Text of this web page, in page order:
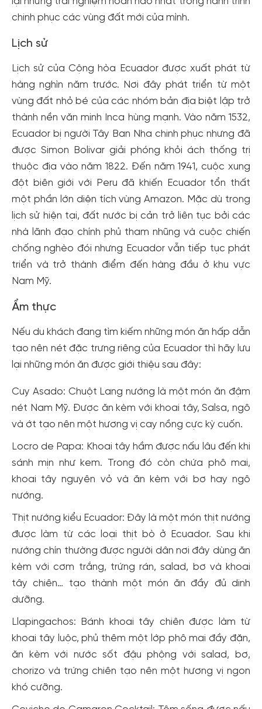
chinh phục các vùng đất mới của mình.
Lịch sử
Lịch sử của Cộng hòa Ecuador được xuất phát từ
hàng nghìn năm trước. Nơi đây phát triển từ một
vùng đất nhỏ bé của các nhóm bản địa biệt lập trở
thành nền văn minh Inca hùng mạnh. Vào năm 1532,
Ecuador bị người Tây Ban Nha chinh phục nhưng đã
được Simon Bolivar giải phóng khỏi ách thống trị
thuộc địa vào năm 1822. Đến năm 1941, cuộc xung
đột biên giới với Peru đã khiến Ecuador tổn thất
một phần lớn diện tích vùng Amazon. Mặc dù trong
lịch sử hiện tại, đất nước bị cản trở liên tục bởi các
nhà lãnh đạo chính phủ tham nhũng và cuộc chiến
chống nghèo đói nhưng Ecuador vẫn tiếp tục phát
triển và trở thành điểm đến hàng đầu ở khu vực
Nam Mỹ.
Ẩm thực
Nếu du khách đang tìm kiếm những món ăn hấp dẫn
tạo nên nét đặc trưng riêng của Ecuador thì hãy lưu
lại những món ăn được giới thiệu sau đây:
Cuy Asado: Chuột Lang nướng là một món ăn đậm
nét Nam Mỹ. Được ăn kèm với khoai tây, Salsa, ngô
và ớt tạo nên một hương vị cay nồng cực kỳ cuốn.
Locro de Papa: Khoai tây hầm được nấu lâu đến khi
sánh mịn như kem. Trong đó còn chứa phô mai,
khoai tây nguyên vỏ và ăn kèm với bơ hay ngô
nướng.
Thịt nướng kiểu Ecuador: Đây là một món thịt nướng
được làm từ các loại thịt bò ở Ecuador. Sau khi
nướng chín thường được người dân nơi đây dùng ăn
kèm với cơm trắng, trứng rán, salad, bơ và khoai
tây chiên… tạo thành một món ăn đầy đủ dinh
dưỡng.
Llapingachos: Bánh khoai tây chiên được làm từ
khoai tây luộc, phủ thêm một lớp phô mai đầy đặn,
ăn kèm với nước sốt đậu phộng với salad, bơ,
chorizo và trứng chiên tạo nên một hương vị ngon
khó cưỡng.